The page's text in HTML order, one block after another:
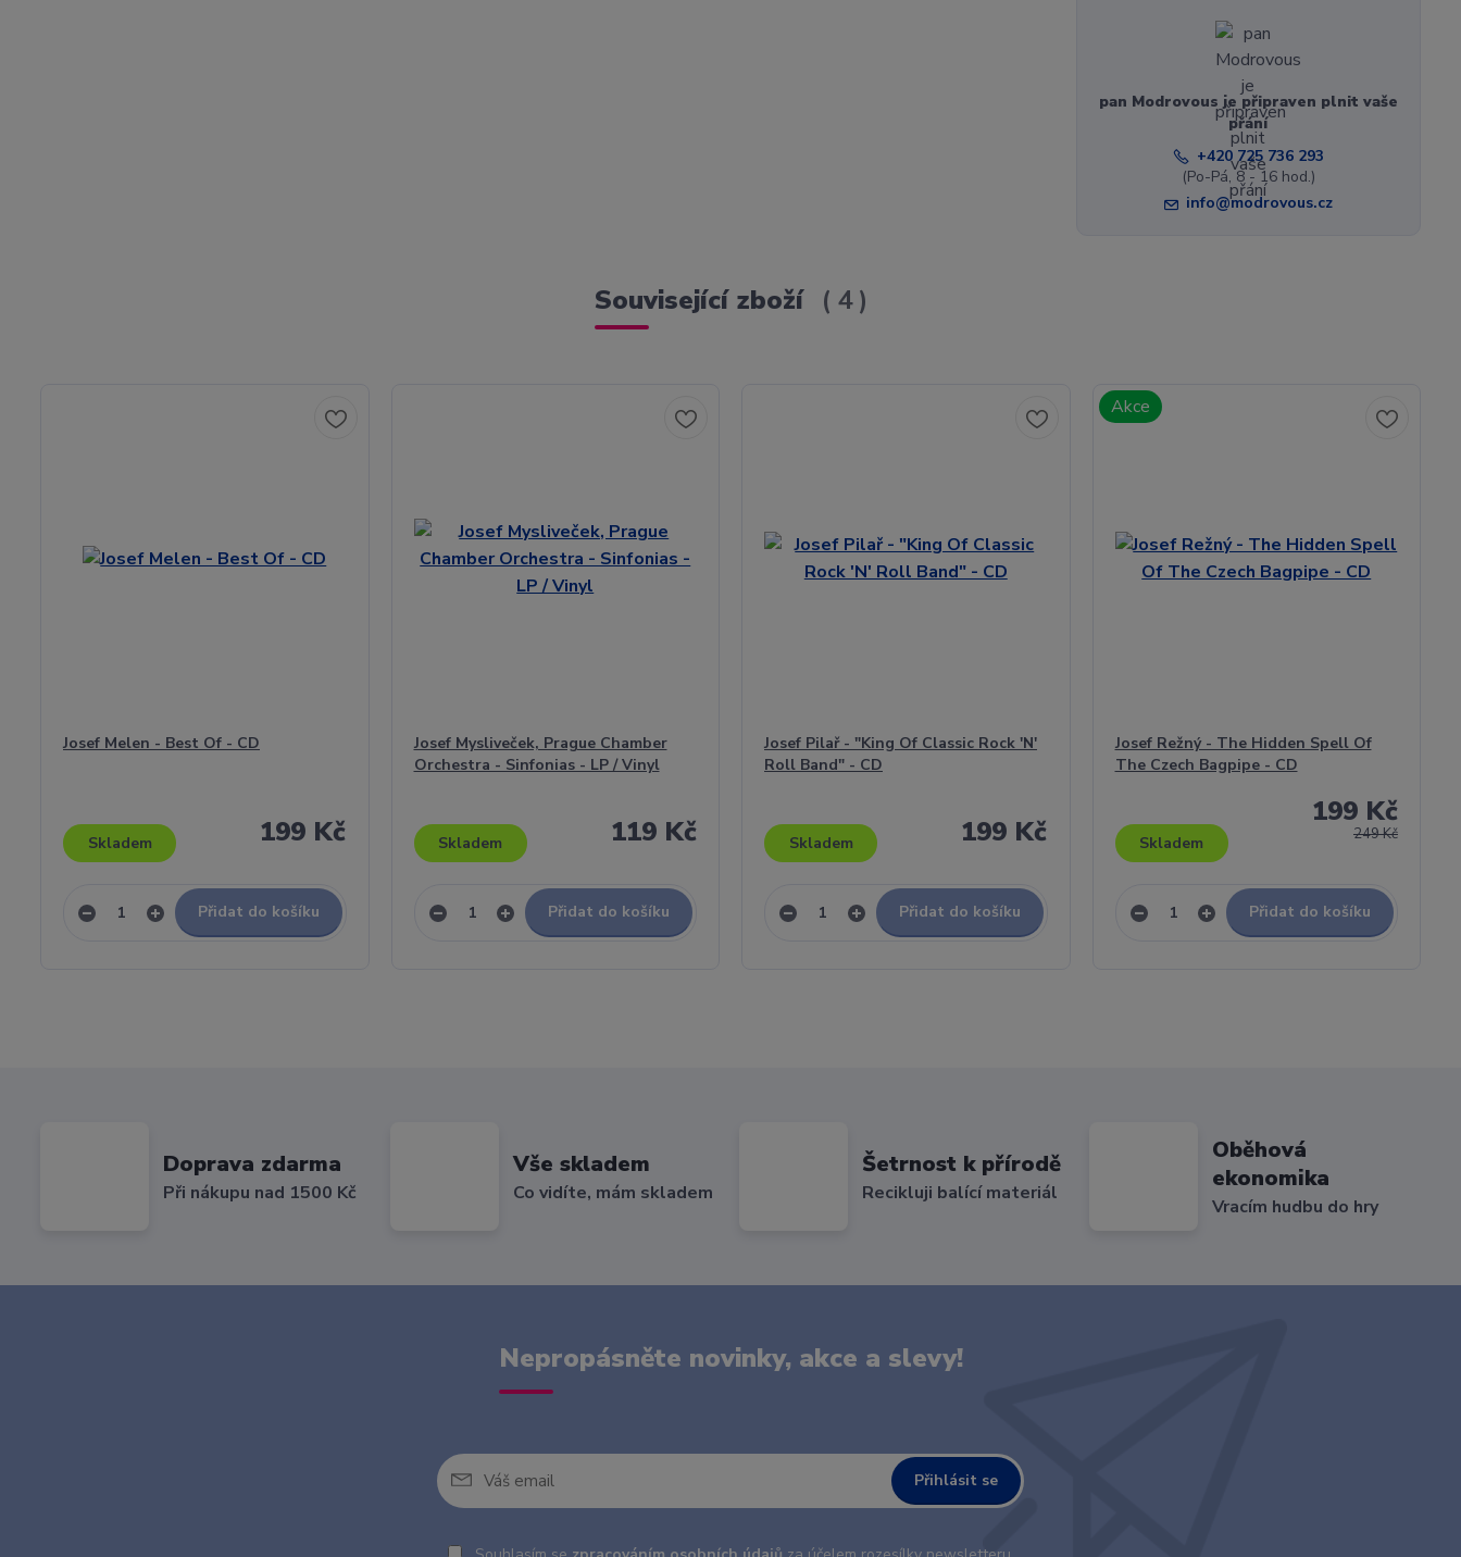
pan Modrovous je připraven plnit vaše
přání
+420 725 736 293
(Po-Pá, 8 - 16 hod.)
info@modrovous.cz
Související zboží 4
Josef Melen - Best Of - CD
199 Kč
Skladem
Přidat do košíku
Josef Mysliveček, Prague Chamber
Orchestra - Sinfonias - LP / Vinyl
119 Kč
Skladem
Přidat do košíku
Josef Pilař - "King Of Classic Rock 'N'
Roll Band" - CD
199 Kč
Skladem
Přidat do košíku
Akce
Josef Režný - The Hidden Spell Of
The Czech Bagpipe - CD
249 Kč
199 Kč
Skladem
Přidat do košíku
Doprava zdarma
Při nákupu nad 1500 Kč
Vše skladem
Co vidíte, mám skladem
Šetrnost k přírodě
Recikluji balící materiál
Oběhová
ekonomika
Vracím hudbu do hry
Nepropásněte novinky, akce a slevy!
Přihlásit se